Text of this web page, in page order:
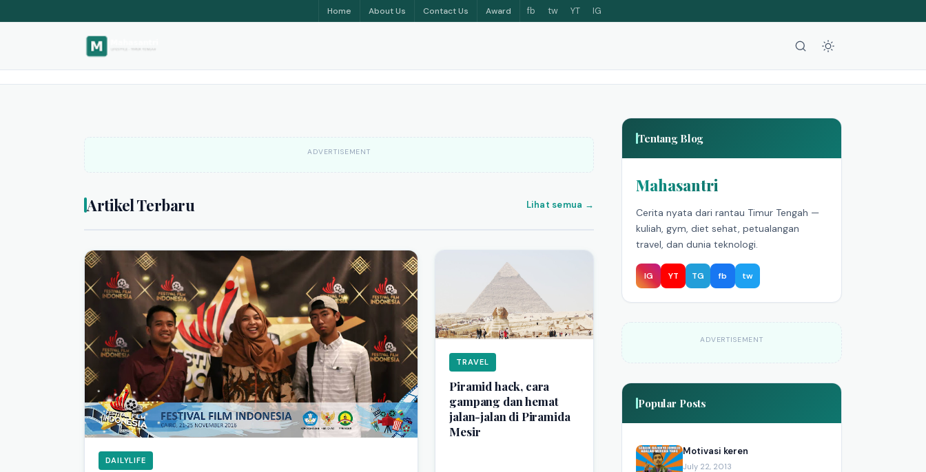
Home About Us Contact Us Award fb tw YT IG
Mahasantri.
ADVERTISEMENT
Artikel Terbaru Lihat semua →
DAILYLIFE
TRAVEL
Piramid hack, cara
gampang dan hemat
jalan-jalan di Piramida
Mesir
Tentang Blog
Mahasantri
Cerita nyata dari rantau Timur Tengah —
kuliah, gym, diet sehat, petualangan
travel, dan dunia teknologi.
IG YT TG fb tw
ADVERTISEMENT
Popular Posts
Motivasi keren
July 22, 2013